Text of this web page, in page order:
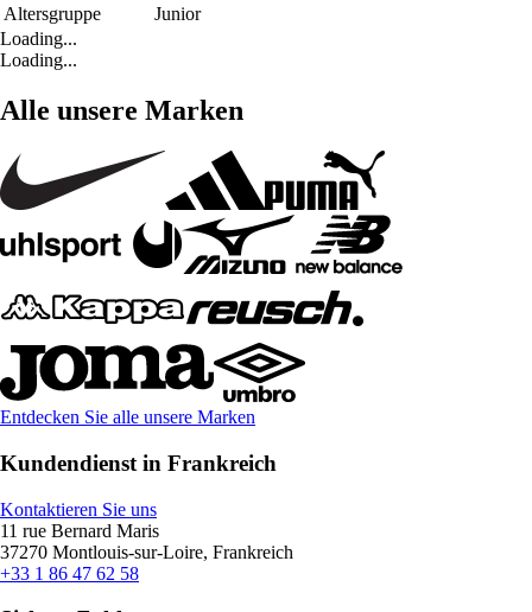
Altersgruppe
Junior
Loading...
Loading...
Alle unsere Marken
Entdecken Sie alle unsere Marken
Kundendienst in Frankreich
Kontaktieren Sie uns
11 rue Bernard Maris
37270 Montlouis-sur-Loire, Frankreich
+33 1 86 47 62 58